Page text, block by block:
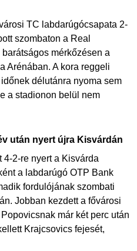
TC labdarúgócsapata 2-
szombaton a Real
barátságos mérkőzésen a
Arénában. A kora reggeli
délutánra nyoma sem
a stadionon belül nem
után nyert újra Kisvárdán
4-2-re nyert a Kisvárda
a labdarúgó OTP Bank
fordulójának szombati
Jobban kezdett a fővárosi
már két perc után
Krajcsovics fejesét,